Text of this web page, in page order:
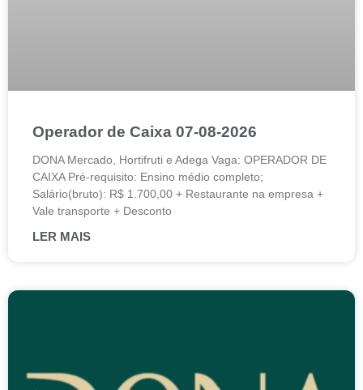
Operador de Caixa 07-08-2026
DONA Mercado, Hortifruti e Adega Vaga: OPERADOR DE
CAIXA Pré-requisito: Ensino médio completo;
Salário(bruto): R$ 1.700,00 + Restaurante na empresa +
Vale transporte + Desconto
LER MAIS